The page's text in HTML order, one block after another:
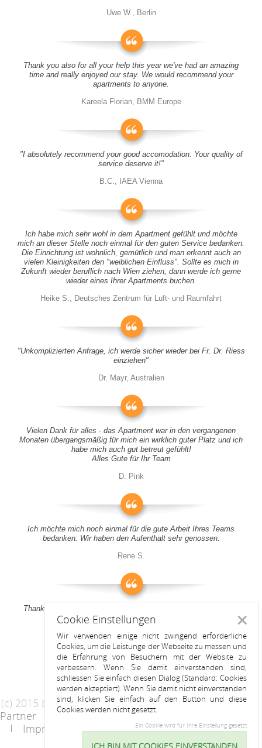
Uwe W., Berlin
Thank you also for all your help this year we've had an amazing
time and really enjoyed our stay. We would recommend your
apartments to anyone.
Kareela Florian, BMM Europe
"I absolutely recommend your good accomodation. Your quality of
service deserve it!"
B.C., IAEA Vienna
Ich habe mich sehr wohl in dem Apartment gefühlt und möchte
mich an dieser Stelle noch einmal für den guten Service bedanken.
Die Einrichtung ist wohnlich, gemütlich und man erkennt auch an
vielen Kleinigkeiten den "weiblichen Einfluss". Sollte es mich in
Zukunft wieder beruflich nach Wien ziehen, dann werde ich gerne
wieder eines Ihrer Apartments buchen.
Heike S., Deutsches Zentrum für Luft- und Raumfahrt
"Unkomplizierten Anfrage, ich werde sicher wieder bei Fr. Dr. Riess
einziehen"
Dr. Mayr, Australien
Vielen Dank für alles - das Apartment war in den vergangenen
Monaten übergangsmäßig für mich ein wirklich guter Platz und ich
habe mich auch gut betreut gefühlt!
Alles Gute für Ihr Team
D. Pink
Ich möchte mich noch einmal für die gute Arbeit Ihres Teams
bedanken. Wir haben den Aufenthalt sehr genossen.
Rene S.
Thank you all for your support! It was a pleasure to stay at your
apartment
Anitah S.
(c) 2015 by Riess Apartments
Partner
AGB
Datenschutzerklärung
Impressum
Kontakt
Cookie Einstellungen
Wir verwenden einige nicht zwingend erforderliche
Cookies, um die Leistunge der Webseite zu messen und
die Erfahrung von Besuchern mit der Website zu
verbessern. Wenn Sie damit einverstanden sind,
schliessen Sie einfach diesen Dialog (Standard: Cookies
werden akzeptiert). Wenn Sie damit nicht einverstanden
sind, klicken Sie einfach auf den Button und diese
Cookies werden nicht gesetzt.
Ein Cookie wird für Ihre Einstellung gesetzt